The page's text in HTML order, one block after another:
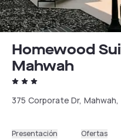
Homewood
Mahwah
375 Corporate Dr, Mahwah,
Presentación Ofertas